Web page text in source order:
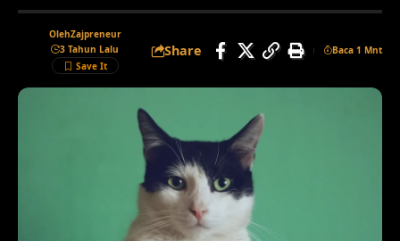
OlehZajpreneur
3 Tahun Lalu
Share Baca 1 Mnt